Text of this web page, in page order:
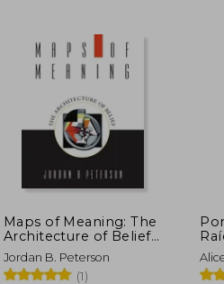
45%
dcto.
Maps of Meaning: The
Architecture of Belief
(en Inglés)
Jordan B. Peterson
(1)
en